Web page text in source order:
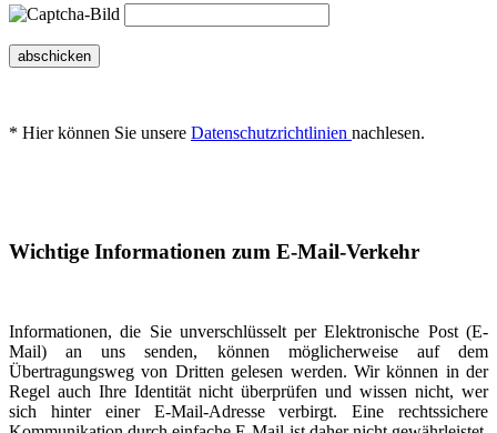
abschicken
* Hier können Sie unsere Datenschutzrichtlinien nachlesen.
Wichtige Informationen zum E-Mail-Verkehr
Informationen, die Sie unverschlüsselt per Elektronische Post (E-
Mail) an uns senden, können möglicherweise auf dem
Übertragungsweg von Dritten gelesen werden. Wir können in der
Regel auch Ihre Identität nicht überprüfen und wissen nicht, wer
sich hinter einer E-Mail-Adresse verbirgt. Eine rechtssichere